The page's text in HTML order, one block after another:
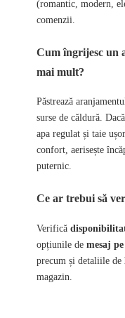
(romantic, modern,
comenzii.
Cum îngrijesc un
mai mult?
Păstrează
surse de căldură.
apa regulat și taie
confort, aerisește
puternic.
Ce ar trebui să
Verifică
opțiunile de mesaj
precum și detaliile de
magazin.